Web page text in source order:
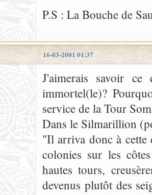
P.S : La Bouche de
16-03-2001 01:37
J'aimerais savoir
immortel(le)?
service de la Tour
Dans le Silmarillion
"Il arriva donc à cette
colonies sur les
hautes tours,
devenus plutôt des